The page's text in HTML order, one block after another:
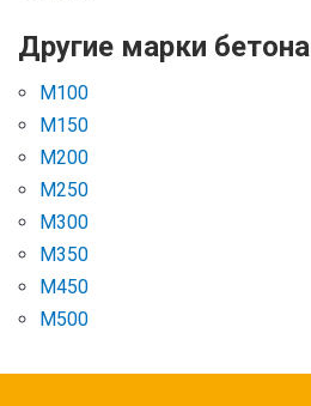
Другие марки бетона
М100
М150
М200
М250
М300
М350
М450
М500